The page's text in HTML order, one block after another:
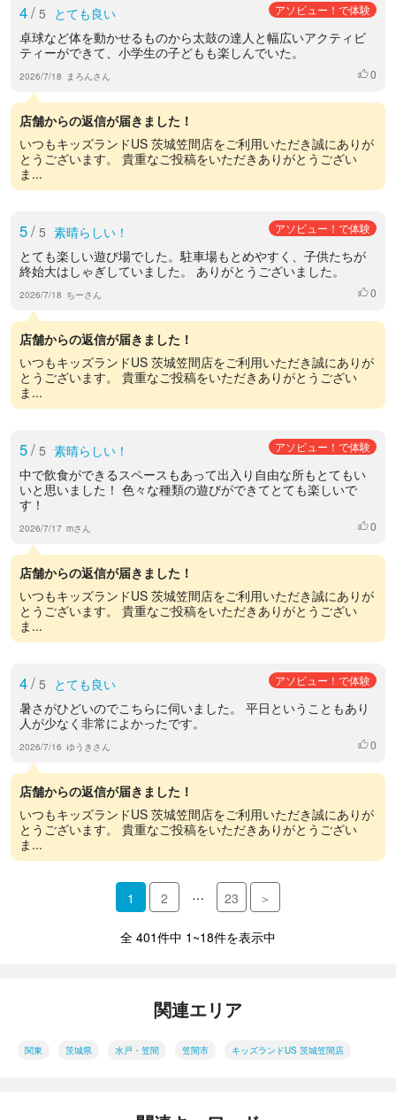
4/ 5 とても良い アソビュー！で体験
卓球など体を動かせるものから太鼓の達人と幅広いアクティビ
ティーができて、小学生の子どもも楽しんでいた。
2026/7/18 まろんさん いいね
0
店舗からの返信が届きました！
いつもキッズランドUS 茨城笠間店をご利用いただき誠にありが
とうございます。 貴重なご投稿をいただきありがとうござい
ま...
5/ 5 素晴らしい！ アソビュー！で体験
とても楽しい遊び場でした。駐車場もとめやすく、子供たちが
終始大はしゃぎしていました。 ありがとうございました。
2026/7/18 ちーさん いいね
0
店舗からの返信が届きました！
いつもキッズランドUS 茨城笠間店をご利用いただき誠にありが
とうございます。 貴重なご投稿をいただきありがとうござい
ま...
5/ 5 素晴らしい！ アソビュー！で体験
中で飲食ができるスペースもあって出入り自由な所もとてもい
いと思いました！ 色々な種類の遊びができてとても楽しいで
す！
2026/7/17 mさん いいね
0
店舗からの返信が届きました！
いつもキッズランドUS 茨城笠間店をご利用いただき誠にありが
とうございます。 貴重なご投稿をいただきありがとうござい
ま...
4/ 5 とても良い アソビュー！で体験
暑さがひどいのでこちらに伺いました。 平日ということもあり
人が少なく非常によかったです。
2026/7/16 ゆうきさん いいね
0
店舗からの返信が届きました！
いつもキッズランドUS 茨城笠間店をご利用いただき誠にありが
とうございます。 貴重なご投稿をいただきありがとうござい
ま...
1 2 … 23 ＞
全 401件中 1~18件を表示中
関連エリア
関東 茨城県 水戸・笠間 笠間市 キッズランドUS 茨城笠間店